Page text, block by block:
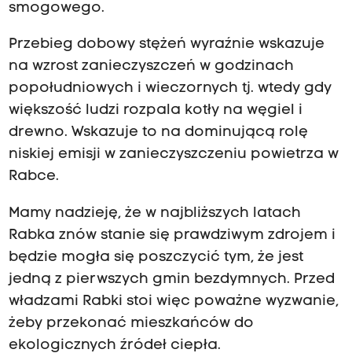
smogowego.
Przebieg dobowy stężeń wyraźnie wskazuje
na wzrost zanieczyszczeń w godzinach
popołudniowych i wieczornych tj. wtedy gdy
większość ludzi rozpala kotły na węgiel i
drewno. Wskazuje to na dominującą rolę
niskiej emisji w zanieczyszczeniu powietrza w
Rabce.
Mamy nadzieję, że w najbliższych latach
Rabka znów stanie się prawdziwym zdrojem i
będzie mogła się poszczycić tym, że jest
jedną z pierwszych gmin bezdymnych. Przed
władzami Rabki stoi więc poważne wyzwanie,
żeby przekonać mieszkańców do
ekologicznych źródeł ciepła.